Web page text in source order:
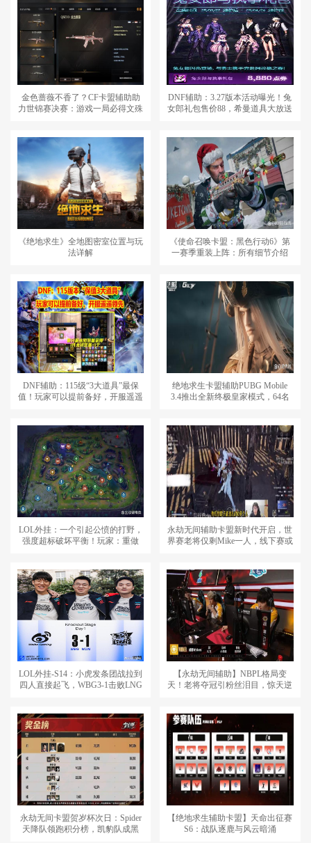
金色蔷薇不香了？CF卡盟辅助助
力世锦赛决赛：游戏一局必得文殊
DNF辅助：3.27版本活动曝光！兔
女郎礼包售价88，希曼道具大放送
《绝地求生》全地图密室位置与玩
法详解
《使命召唤卡盟：黑色行动6》第
一赛季重装上阵：所有细节介绍
DNF辅助：115级“3大道具”最保
值！玩家可以提前备好，开服遥遥
绝地求生卡盟辅助PUBG Mobile
3.4推出全新终极皇家模式，64名
LOL外挂：一个引起公愤的打野，
强度超标破坏平衡！玩家：重做
永劫无间辅助卡盟新时代开启，世
界赛老将仅剩Mike一人，线下赛或
LOL外挂-S14：小虎发条团战拉到
四人直接起飞，WBG3-1击败LNG
【永劫无间辅助】NBPL格局变
天！老将夺冠引粉丝泪目，惊天逆
永劫无间卡盟贺岁杯次日：Spider
天降队领跑积分榜，凯豹队成黑
【绝地求生辅助卡盟】天命出征赛
S6：战队逐鹿与风云暗涌